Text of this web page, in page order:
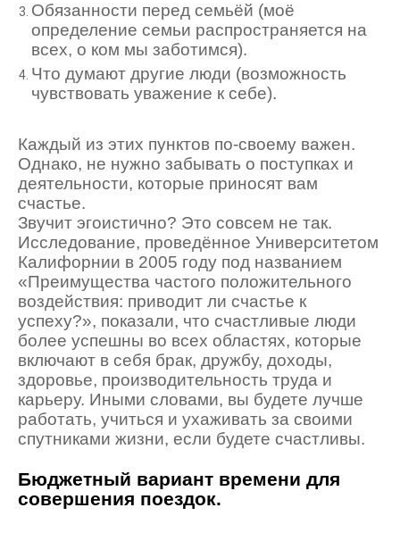
Обязанности перед семьёй (моё
определение семьи распространяется на
всех, о ком мы заботимся).
Что думают другие люди (возможность
чувствовать уважение к себе).
Каждый из этих пунктов по-своему важен.
Однако, не нужно забывать о поступках и
деятельности, которые приносят вам
счастье.
Звучит эгоистично? Это совсем не так.
Исследование, проведённое Университетом
Калифорнии в 2005 году под названием
«Преимущества частого положительного
воздействия: приводит ли счастье к
успеху?», показали, что счастливые люди
более успешны во всех областях, которые
включают в себя брак, дружбу, доходы,
здоровье, производительность труда и
карьеру. Иными словами, вы будете лучше
работать, учиться и ухаживать за своими
спутниками жизни, если будете счастливы.
Бюджетный вариант времени для
совершения поездок.